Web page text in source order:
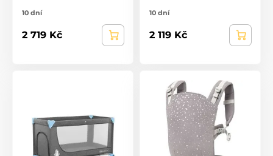
10 dní
2 719 Kč
10 dní
2 119 Kč